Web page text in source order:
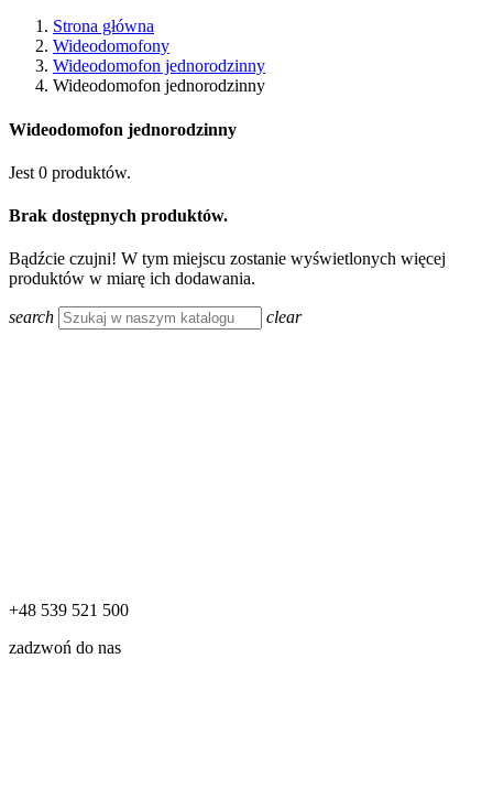
Strona główna
Wideodomofony
Wideodomofon jednorodzinny
Wideodomofon jednorodzinny
Wideodomofon jednorodzinny
Jest 0 produktów.
Brak dostępnych produktów.
Bądźcie czujni! W tym miejscu zostanie wyświetlonych więcej
produktów w miarę ich dodawania.
search clear
+48 539 521 500
zadzwoń do nas